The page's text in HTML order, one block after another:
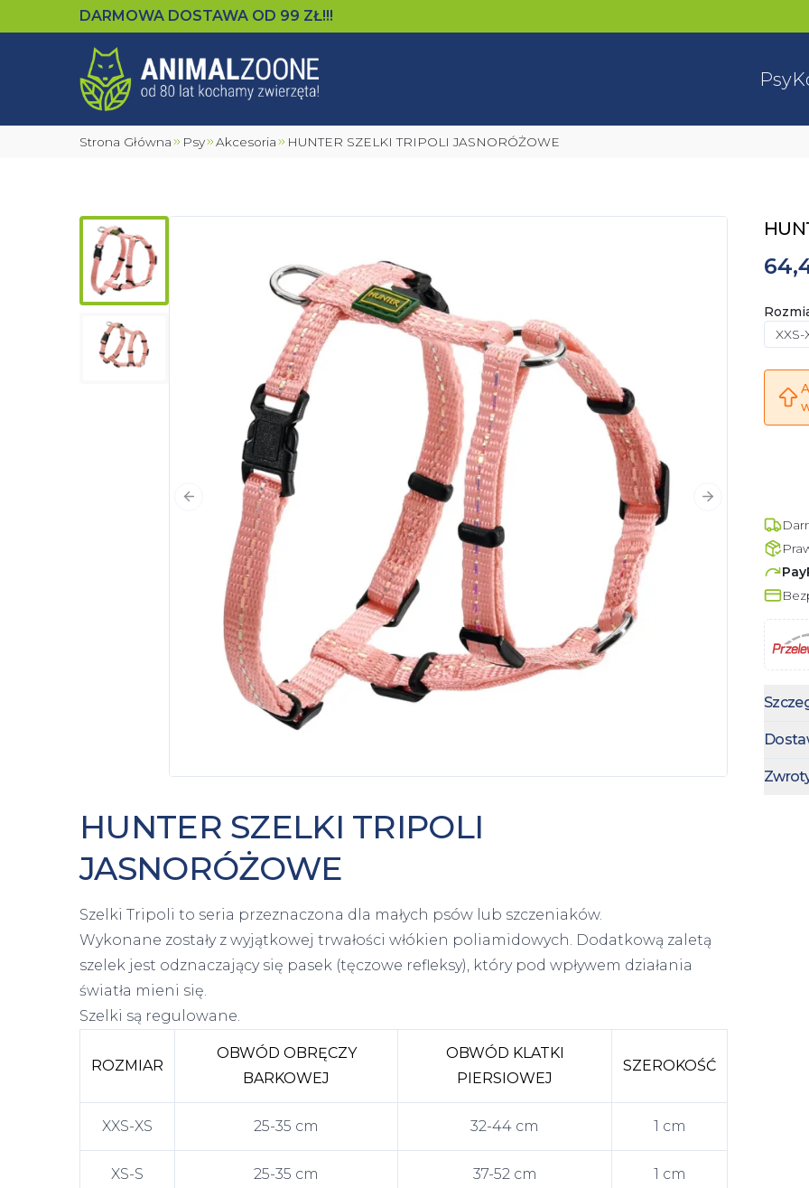
DARMOWA DOSTAWA OD 99 ZŁ!!!
Psy
Strona Główna Psy Akcesoria HUNTER SZELKI TRIPOLI JASNORÓŻOWE
Poprzedni slajd Następny slajd
XXS-
HUNTER SZELKI TRIPOLI
JASNORÓŻOWE
Szelki Tripoli to seria przeznaczona dla małych psów lub szczeniaków.
Wykonane zostały z wyjątkowej trwałości włókien poliamidowych. Dodatkową zaletą
szelek jest odznaczający się pasek (tęczowe refleksy), który pod wpływem działania
światła mieni się.
Szelki są regulowane.
ROZMIAR
OBWÓD OBRĘCZY
BARKOWEJ
OBWÓD KLATKI
PIERSIOWEJ
SZEROKOŚĆ
XXS-XS 25-35 cm 32-44 cm 1 cm
XS-S 25-35 cm 37-52 cm 1 cm